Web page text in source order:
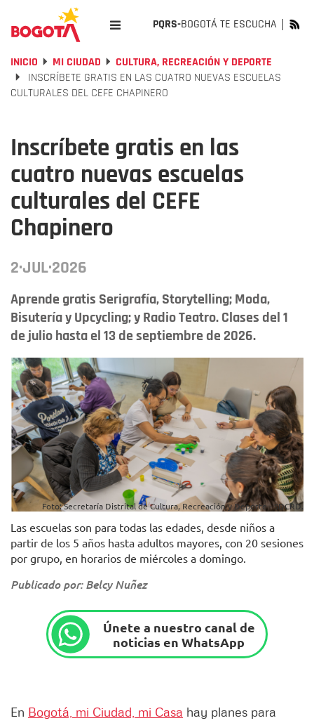
PQRS-BOGOTÁ TE ESCUCHA
INICIO MI CIUDAD
CULTURA, RECREACIÓN Y DEPORTE
INSCRÍBETE GRATIS EN LAS CUATRO NUEVAS ESCUELAS
CULTURALES DEL CEFE CHAPINERO
Inscríbete gratis en las
cuatro nuevas escuelas
culturales del CEFE
Chapinero
2·JUL·2026
Aprende gratis Serigrafía, Storytelling; Moda,
Bisutería y Upcycling; y Radio Teatro. Clases del 1
de julio hasta el 13 de septiembre de 2026.
Foto: Secretaría Distrital de Cultura, Recreación y Deporte - SDCRD.
Las escuelas son para todas las edades, desde niños a
partir de los 5 años hasta adultos mayores, con 20 sesiones
por grupo, en horarios de miércoles a domingo.
Publicado por: Belcy Nuñez
Únete a nuestro canal de
noticias en WhatsApp
En Bogotá, mi Ciudad, mi Casa hay planes para